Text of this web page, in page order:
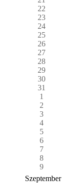
22
23
24
25
26
27
28
29
30
31
1
2
3
4
5
6
7
8
9
Szeptember